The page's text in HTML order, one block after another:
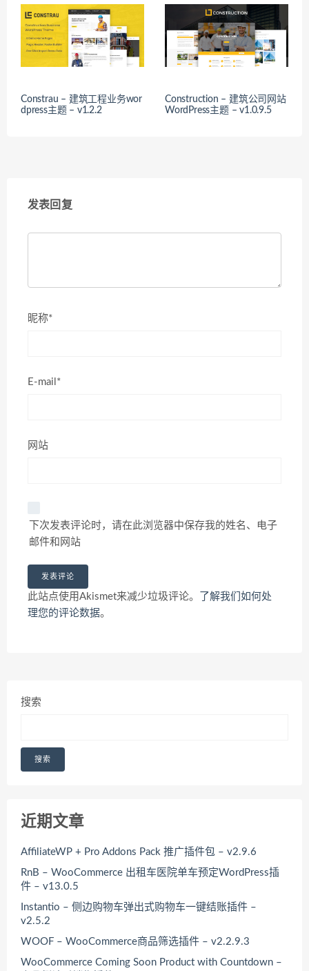
Constrau – 建筑工程业务wor
dpress主题 – v1.2.2
Construction – 建筑公司网站
WordPress主题 – v1.0.9.5
发表回复
昵称*
E-mail*
网站
下次发表评论时，请在此浏览器中保存我的姓名、电子
邮件和网站
此站点使用Akismet来减少垃圾评论。
了解我们如何处
理您的评论数据。
搜索
搜索
近期文章
AffiliateWP + Pro Addons Pack 推广插件包 – v2.9.6
RnB – WooCommerce 出租车医院单车预定WordPress插
件 – v13.0.5
Instantio – 侧边购物车弹出式购物车一键结账插件 –
v2.5.2
WOOF – WooCommerce商品筛选插件 – v2.2.9.3
WooCommerce Coming Soon Product with Countdown –